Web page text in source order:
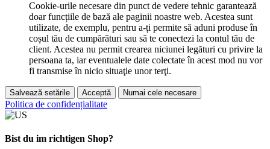
Cookie-urile necesare din punct de vedere tehnic garantează
doar funcțiile de bază ale paginii noastre web. Acestea sunt
utilizate, de exemplu, pentru a-ți permite să aduni produse în
coșul tău de cumpărături sau să te conectezi la contul tău de
client. Acestea nu permit crearea niciunei legături cu privire la
persoana ta, iar eventualele date colectate în acest mod nu vor
fi transmise în nicio situaţie unor terţi.
Salvează setările Acceptă Numai cele necesare
Politica de confidențialitate
Bist du im richtigen Shop?